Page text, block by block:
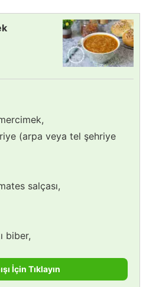
(arpa veya tel şehriye
salçası,
biber,
İçin Tıklayın